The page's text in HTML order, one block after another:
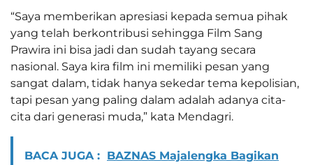
“Saya memberikan apresiasi kepada semua pihak
yang telah berkontribusi sehingga Film Sang
Prawira ini bisa jadi dan sudah tayang secara
nasional. Saya kira film ini memiliki pesan yang
sangat dalam, tidak hanya sekedar tema kepolisian,
tapi pesan yang paling dalam adalah adanya cita-
cita dari generasi muda,” kata Mendagri.
BACA JUGA : BAZNAS Majalengka Bagikan